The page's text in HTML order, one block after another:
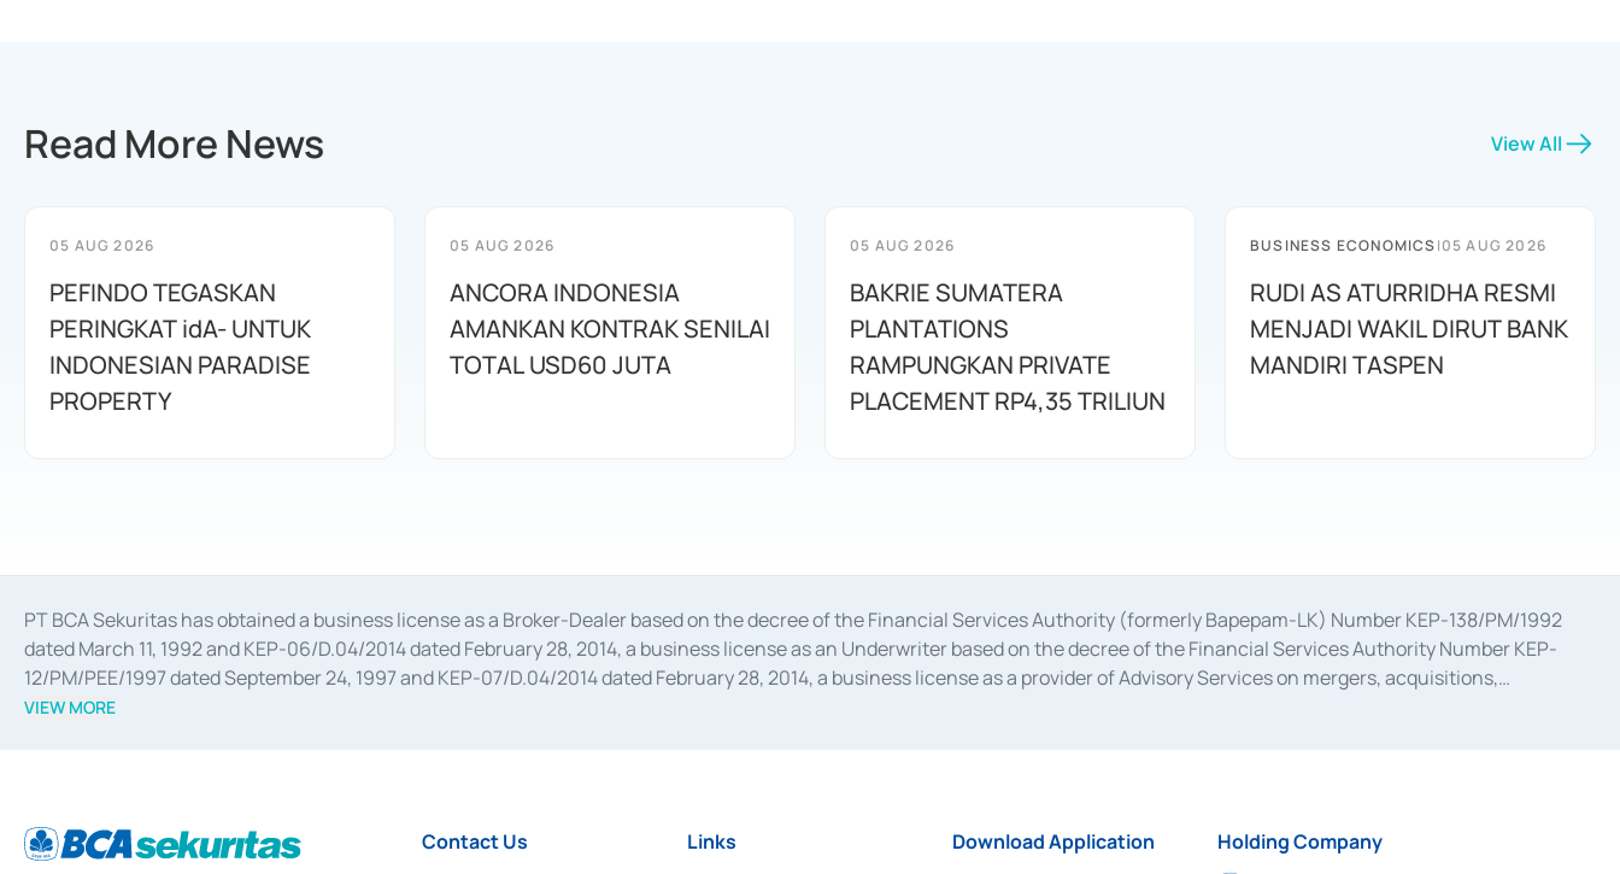
Read More News View All
05 AUG 2026
PEFINDO TEGASKAN
PERINGKAT idA- UNTUK
INDONESIAN PARADISE
PROPERTY
05 AUG 2026
ANCORA INDONESIA
AMANKAN KONTRAK SENILAI
TOTAL USD60 JUTA
05 AUG 2026
BAKRIE SUMATERA
PLANTATIONS
RAMPUNGKAN PRIVATE
PLACEMENT RP4,35 TRILIUN
BUSINESS ECONOMICS|05 AUG 2026
RUDI AS ATURRIDHA RESMI
MENJADI WAKIL DIRUT BANK
MANDIRI TASPEN
PT BCA Sekuritas has obtained a business license as a Broker-Dealer based on the decree of the Financial Services Authority (formerly Bapepam-LK) Number KEP-138/PM/1992
dated March 11, 1992 and KEP-06/D.04/2014 dated February 28, 2014, a business license as an Underwriter based on the decree of the Financial Services Authority Number KEP-
12/PM/PEE/1997 dated September 24, 1997 and KEP-07/D.04/2014 dated February 28, 2014, a business license as a provider of Advisory Services on mergers, acquisitions,
divestments, and joint ventures based on the decree of the Financial Services Authority Number S-67/PM.21/2014 dated February 28, 2014, a business license as a provider of
Settlement of Commercial Paper Transactions whose license was issued in 2018.
VIEW MORE
Contact Us Links Download Application Holding Company